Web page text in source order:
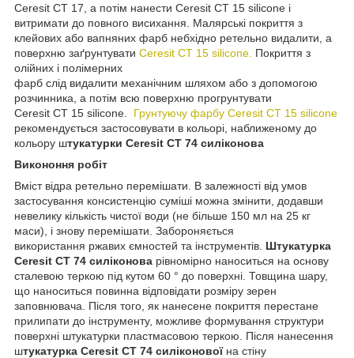
Ceresit СТ 17, а потім нанести Ceresit СТ 15 silicone і
витримати до повного висихання. Малярські покриття з
клейових або вапняних фарб небхідно ретельно видалити, а
поверхню заґрунтувати Ceresit СТ 15 silicone. Покриття з
олійних і полімерних
фарб слід видалити механічним шляхом або з допомогою
розчинника, а потім всю поверхню прогрунтувати
Ceresit СТ 15 silicone. Грунтуючу фарбу Ceresit СТ 15 silicone
рекомендується застосовувати в кольорі, наближеному до
кольору штукатурки Ceresit CT 74 силіконова
Викононня робіт
Вміст відра ретельно перемішати. В залежності від умов
застосування консистенцію суміші можна змінити, додавши
невелику кількість чистої води (не більше 150 мл на 25 кг
маси), і знову перемішати. Забороняється
використання ржавих ємностей та інструментів. Штукатурка
Ceresit CT 74 силіконова рівномірно наноситься на основу
сталевою теркою під кутом 60 ° до поверхні. Товщина шару,
що наноситься повинна відповідати розміру зерен
заповнювача. Після того, як нанесене покриття перестане
прилипати до інструменту, можливе формування структури
поверхні штукатурки пластмасовою теркою. Після нанесення
штукатурка Ceresit CT 74 силіконовоїна стіну